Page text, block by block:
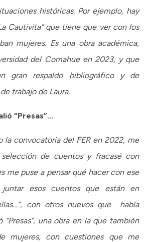
históricas. Por ejemplo, hay
Cautivita” que tiene que ver con los
mujeres. Es una obra académica,
del Comahue en 2023, y que
gran respaldo bibliográfico y de
trabajo de Laura.
“Presas”...
la convocatoria del FER en 2022, me
de cuentos y fracasé con
me puse a pensar qué hacer con ese
esos cuentos que están en
con otros nuevos que había
“Presas”, una obra en la que también
mujeres, con cuestiones que me